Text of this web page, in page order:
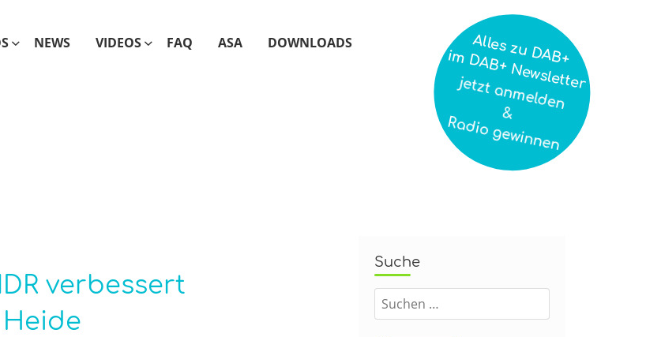
NEWS VIDEOS FAQ ASA DOWNLOADS
verbessert
Suche
Alles zu DAB+
im DAB+ Newsletter
jetzt anmelden
&
Radio gewinnen